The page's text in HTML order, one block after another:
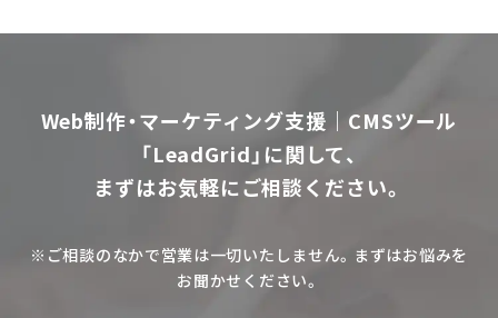
Web制作・マーケティング支援｜CMSツール
「LeadGrid」に関して、
まずはお気軽にご相談ください。
※ご相談のなかで営業は一切いたしません。まずはお悩みを
お聞かせください。